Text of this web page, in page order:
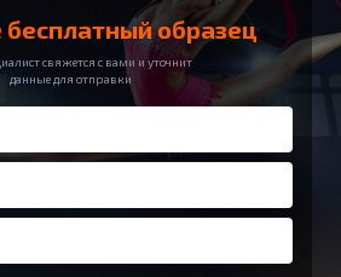
образец
свяжется с вами и уточнит
данные для отправки